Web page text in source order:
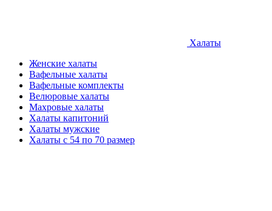
Халаты
Женские халаты
Вафельные халаты
Вафельные комплекты
Велюровые халаты
Махровые халаты
Халаты капитоний
Халаты мужские
Халаты с 54 по 70 размер